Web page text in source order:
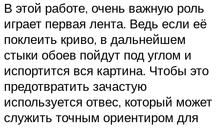
В этой работе, очень важную роль
играет первая лента. Ведь если её
поклеить криво, в дальнейшем
стыки обоев пойдут под углом и
испортится вся картина. Чтобы это
предотвратить зачастую
используется отвес, который может
служить точным ориентиром для